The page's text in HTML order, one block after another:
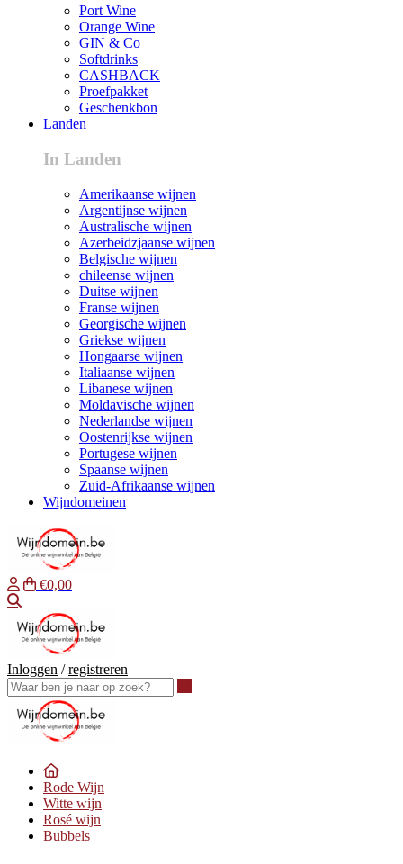
Port Wine
Orange Wine
GIN & Co
Softdrinks
CASHBACK
Proefpakket
Geschenkbon
Landen
In Landen
Amerikaanse wijnen
Argentijnse wijnen
Australische wijnen
Azerbeidzjaanse wijnen
Belgische wijnen
chileense wijnen
Duitse wijnen
Franse wijnen
Georgische wijnen
Griekse wijnen
Hongaarse wijnen
Italiaanse wijnen
Libanese wijnen
Moldavische wijnen
Nederlandse wijnen
Oostenrijkse wijnen
Portugese wijnen
Spaanse wijnen
Zuid-Afrikaanse wijnen
Wijndomeinen
€0,00
Inloggen /registreren
Rode Wijn
Witte wijn
Rosé wijn
Bubbels